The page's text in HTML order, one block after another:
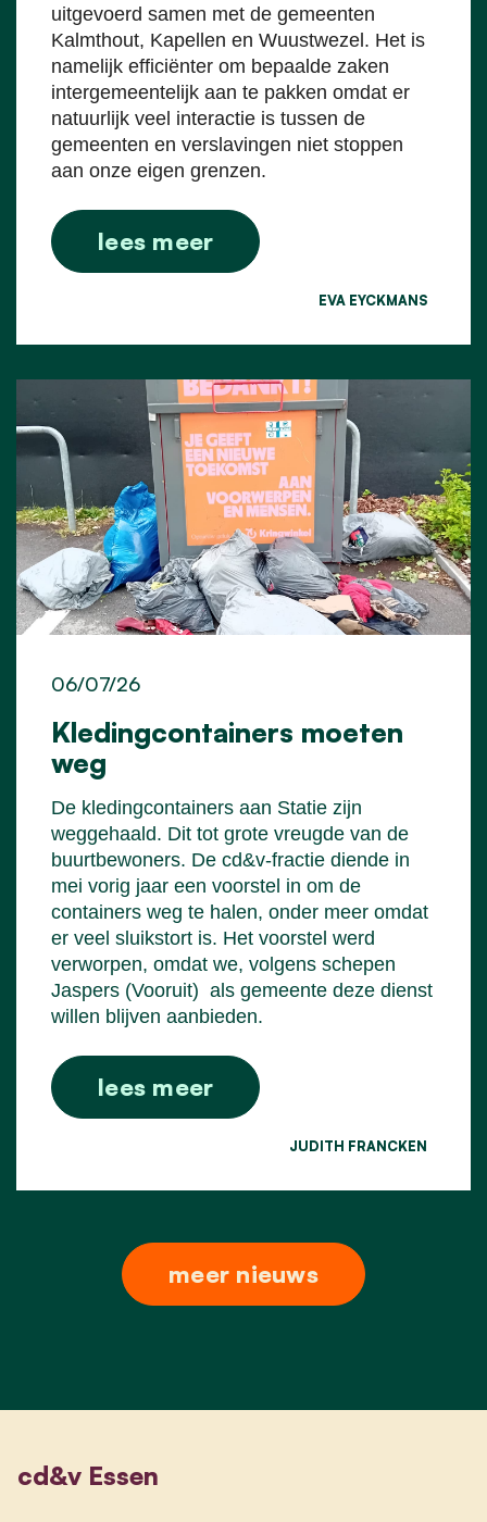
uitgevoerd samen met de gemeenten
Kalmthout, Kapellen en Wuustwezel. Het is
namelijk efficiënter om bepaalde zaken
intergemeentelijk aan te pakken omdat er
natuurlijk veel interactie is tussen de
gemeenten en verslavingen niet stoppen
aan onze eigen grenzen.
lees meer
EVA EYCKMANS
Kledingcontainers moeten
weg
06/07/26
De kledingcontainers aan Statie zijn
weggehaald. Dit tot grote vreugde van de
buurtbewoners. De cd&v-fractie diende in
mei vorig jaar een voorstel in om de
containers weg te halen, onder meer omdat
er veel sluikstort is. Het voorstel werd
verworpen, omdat we, volgens schepen
Jaspers (Vooruit) als gemeente deze dienst
willen blijven aanbieden.
lees meer
JUDITH FRANCKEN
meer nieuws
cd&v Essen